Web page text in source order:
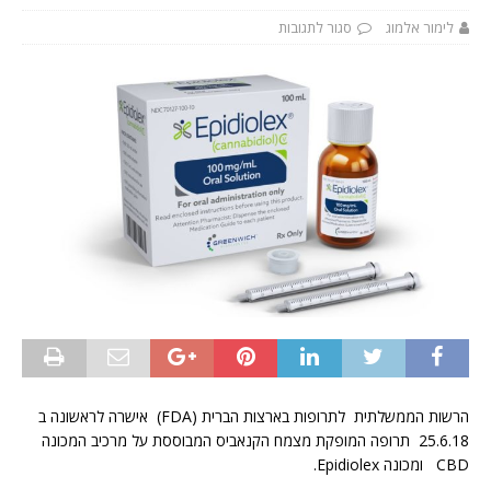
לימור אלמוג סגור לתגובות
הרשות הממשלתית לתרופות בארצות הברית (FDA) אישרה לראשונה ב
25.6.18 תרופה המופקת מצמח הקנאביס המבוססת על מרכיב המכונה
CBD ומכונה Epidiolex.